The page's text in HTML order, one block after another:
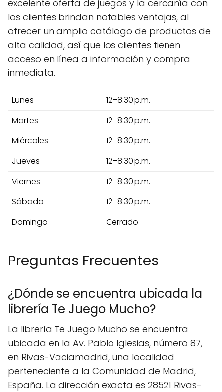
excelente oferta de juegos y la cercanía con
los clientes brindan notables ventajas, al
ofrecer un amplio catálogo de productos de
alta calidad, así que los clientes tienen
acceso en línea a información y compra
inmediata.
Lunes
12–8:30 p.m.
Martes
12–8:30 p.m.
Miércoles
12–8:30 p.m.
Jueves
12–8:30 p.m.
Viernes
12–8:30 p.m.
Sábado
12–8:30 p.m.
Domingo
Cerrado
Preguntas Frecuentes
¿Dónde se encuentra ubicada la
librería Te Juego Mucho?
La librería Te Juego Mucho se encuentra
ubicada en la Av. Pablo Iglesias, número 87,
en Rivas-Vaciamadrid, una localidad
perteneciente a la Comunidad de Madrid,
España. La dirección exacta es 28521 Rivas-